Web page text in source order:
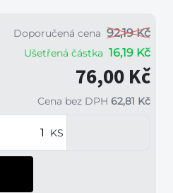
Doporučená cena 92,19 Kč
Ušetřená částka 16,19 Kč
76,00 Kč
Cena bez DPH 62,81 Kč
KS